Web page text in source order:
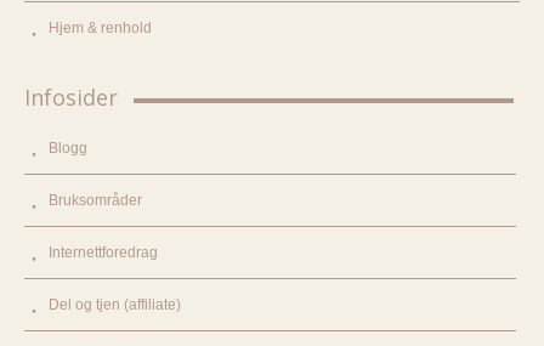
Hjem & renhold
Infosider
Blogg
Bruksområder
Internettforedrag
Del og tjen (affiliate)